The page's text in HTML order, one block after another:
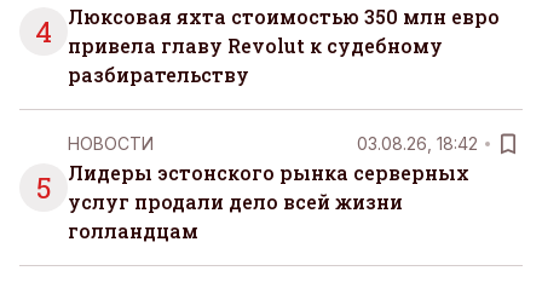
4
Люксовая яхта стоимостью 350 млн евро
привела главу Revolut к судебному
разбирательству
5
НОВОСТИ 03.08.26, 18:42
Лидеры эстонского рынка серверных
услуг продали дело всей жизни
голландцам